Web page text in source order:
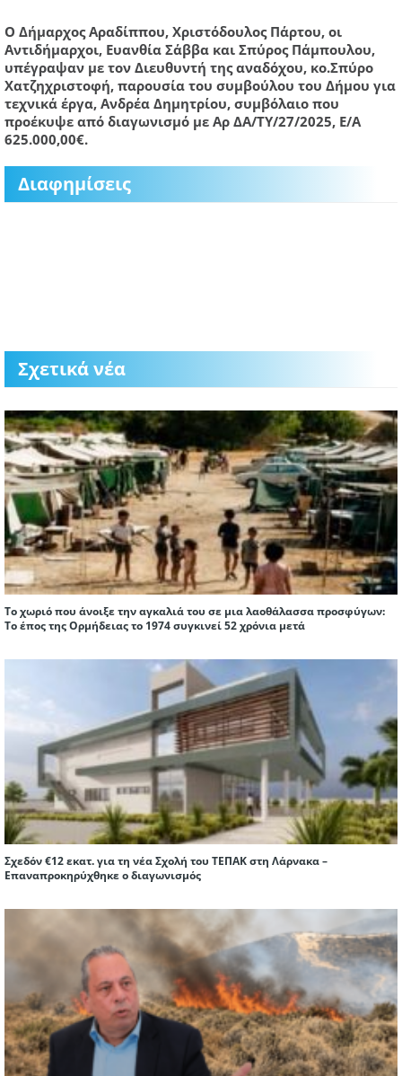
Ο ΔήμαρχοςΑραδίππου, Χριστόδουλος Πάρτου, οι
Αντιδήμαρχοι, Ευανθία Σάββα και Σπύρος Πάμπουλου,
υπέγραψαν με τον Διευθυντή της αναδόχου, κο.Σπύρο
Χατζηχριστοφή, παρουσία του συμβούλου του Δήμου για
τεχνικά έργα, Ανδρέα Δημητρίου, συμβόλαιο που
προέκυψε από διαγωνισμό με Αρ ΔΑ/ΤΥ/27/2025, Ε/Α
625.000,00€.
Διαφημίσεις
Σχετικά νέα
Το χωριό που άνοιξε την αγκαλιά του σε μια λαοθάλασσα προσφύγων:
Το έπος της Ορμήδειας το 1974 συγκινεί 52 χρόνια μετά
Σχεδόν €12 εκατ. για τη νέα Σχολή του ΤΕΠΑΚ στη Λάρνακα –
Επαναπροκηρύχθηκε ο διαγωνισμός